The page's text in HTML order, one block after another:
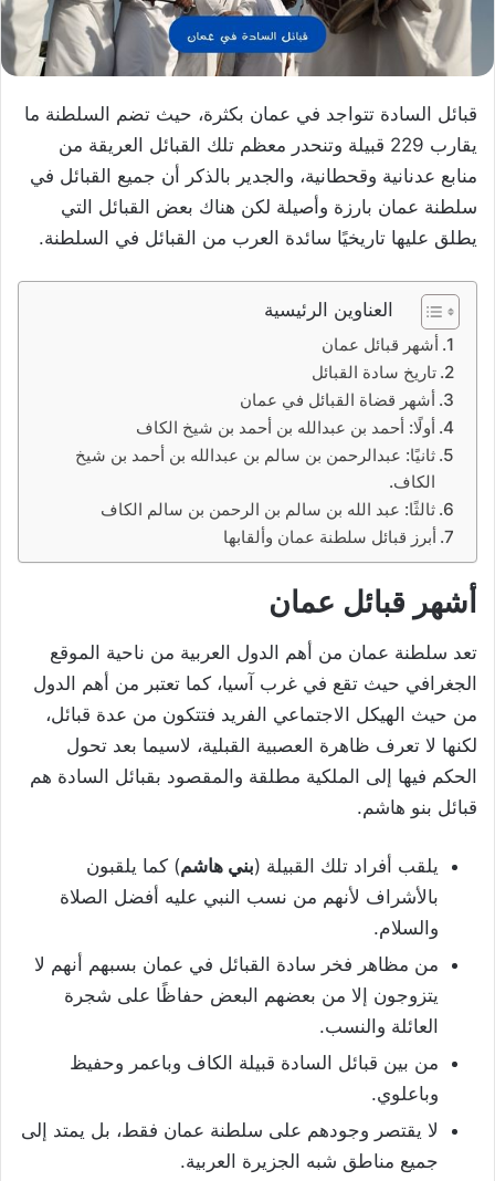
قبائل السادة تتواجد في عمان بكثرة، حيث تضم السلطنة ما
يقارب 229 قبيلة وتنحدر معظم تلك القبائل العريقة من
منابع عدنانية وقحطانية، والجدير بالذكر أن جميع القبائل في
سلطنة عمان بارزة وأصيلة لكن هناك بعض القبائل التي
يطلق عليها تاريخيًا سائدة العرب من القبائل في السلطنة.
العناوين الرئيسية
أشهر قبائل عمان
تاريخ سادة القبائل
أشهر قضاة القبائل في عمان
أولًا: أحمد بن عبدالله بن أحمد بن شيخ الكاف
ثانيًا: عبدالرحمن بن سالم بن عبدالله بن أحمد بن شيخ
الكاف.
ثالثًا: عبد الله بن سالم بن الرحمن بن سالم الكاف
أبرز قبائل سلطنة عمان وألقابها
أشهر قبائل عمان
تعد سلطنة عمان من أهم الدول العربية من ناحية الموقع
الجغرافي حيث تقع في غرب آسيا، كما تعتبر من أهم الدول
من حيث الهيكل الاجتماعي الفريد فتتكون من عدة قبائل،
لكنها لا تعرف ظاهرة العصبية القبلية، لاسيما بعد تحول
الحكم فيها إلى الملكية مطلقة والمقصود بقبائل السادة هم
قبائل بنو هاشم.
يلقب أفراد تلك القبيلة (بني هاشم) كما يلقبون
بالأشراف لأنهم من نسب النبي عليه أفضل الصلاة
والسلام.
من مظاهر فخر سادة القبائل في عمان بسبهم أنهم لا
يتزوجون إلا من بعضهم البعض حفاظًا على شجرة
العائلة والنسب.
من بين قبائل السادة قبيلة الكاف وباعمر وحفيظ
وباعلوي.
لا يقتصر وجودهم على سلطنة عمان فقط، بل يمتد إلى
جميع مناطق شبه الجزيرة العربية.